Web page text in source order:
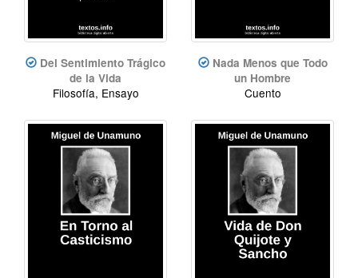
Del Sentimiento Trágico
de la Vida
Filosofía, Ensayo
Nada Menos que Todo
un Hombre
Cuento